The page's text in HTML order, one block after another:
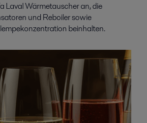
Laval Wärmetauscher an, die
und Reboiler sowie
beinhalten.